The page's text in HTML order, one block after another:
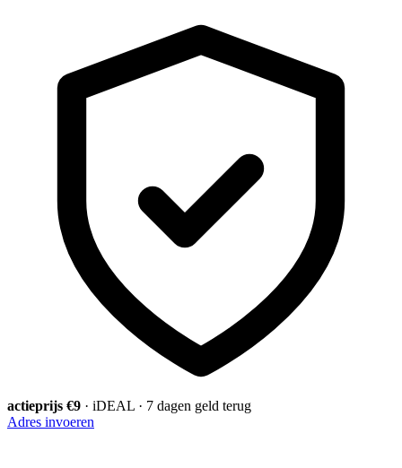
actieprijs €9 · iDEAL · 7 dagen geld terug
Adres invoeren